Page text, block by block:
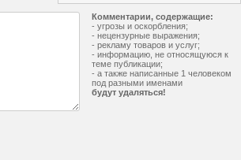
Комментарии, содержащие:
- угрозы и оскорбления;
- нецензурные выражения;
- рекламу товаров и услуг;
- информацию, не относящуюся к
теме публикации;
- а также написанные 1 человеком
под разными именами
будут удаляться!